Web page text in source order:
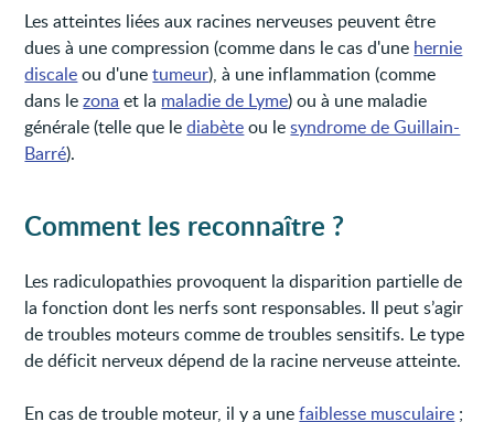
Les atteintes liées aux racines nerveuses peuvent être
dues à une compression (comme dans le cas d'une hernie
discaleou d'unetumeur), à une inflammation (comme
dans lezona et la maladie de Lyme) ou à une maladie
générale (telle que lediabèteou lesyndrome de Guillain-
Barré).
Comment les reconnaître ?
Les radiculopathies provoquent la disparition partielle de
la fonction dont les nerfs sont responsables. Il peut s’agir
de troubles moteurs comme de troubles sensitifs. Le type
de déficit nerveux dépend de la racine nerveuse atteinte.
En cas de trouble moteur, il y a unefaiblesse musculaire ;